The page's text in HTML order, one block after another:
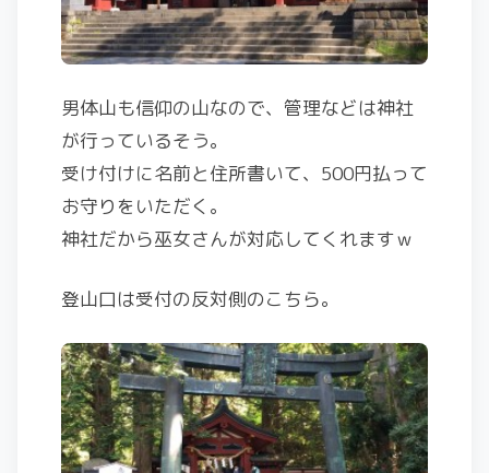
男体山も信仰の山なので、管理などは神社
が行っているそう。
受け付けに名前と住所書いて、500円払って
お守りをいただく。
神社だから巫女さんが対応してくれますｗ
登山口は受付の反対側のこちら。